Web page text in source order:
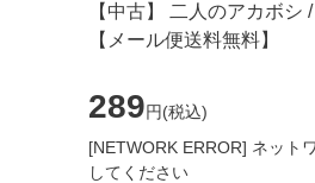
【中古】 二人のアカボシ
【メール便送料無料】
289円(税込)
[NETWORK ERROR] ネット
してください